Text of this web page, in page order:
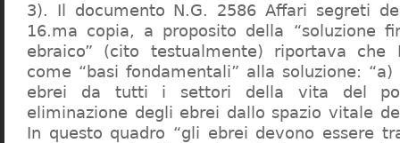
3). Il documento N.G. 2586 Affari segreti
16.ma copia, a proposito della “soluzione
ebraico” (cito testualmente) riportava che
come “basi fondamentali” alla soluzione:
ebrei da tutti i settori della vita del
eliminazione degli ebrei dallo spazio vitale
In questo quadro “gli ebrei devono essere